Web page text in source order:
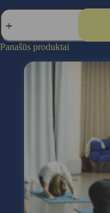
produkto
kiekis:
Grupinės
treniruotės.
Panašūs produktai